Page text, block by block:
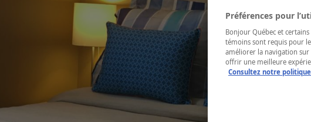
Préférences pour
Bonjour Québec et
témoins sont requis pour
améliorer la navigation
offrir une meilleure
Consultez notre